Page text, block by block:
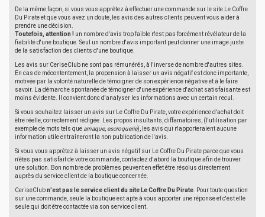
De la même façon, si vous vous apprêtez à effectuer une commande sur le site Le Coffre
Du Pirate et que vous avez un doute, les avis des autres clients peuvent vous aider à
prendre une décision.
Toutefois, attention ! un nombre d'avis trop faible n'est pas forcément révélateur de la
fiabilité d'une boutique. Seul un nombre d'avis important peut donner une image juste
de la satisfaction des clients d'une boutique.
Les avis sur CeriseClub ne sont pas rémunérés, à l'inverse de nombre d'autres sites.
En cas de mécontentement, la propension à laisser un avis négatif est donc importante,
motivée par la volonté naturelle de témoigner de son expérience négative et à le faire
savoir. La démarche spontanée de témoigner d'une expérience d'achat satisfaisante est
moins évidente. Il convient donc d'analyser les informations avec un certain recul.
Si vous souhaitez laisser un avis sur Le Coffre Du Pirate, votre expérience d'achat doit
être réelle, correctement rédigée. Les propos insultants, diffamatoires, (l'utilisation par
exemple de mots tels que arnaque, escroquerie), les avis qui n'apporteraient aucune
information utile entraîneront la non publication de l'avis.
Si vous vous apprêtez à laisser un avis négatif sur Le Coffre Du Pirate parce que vous
n'êtes pas satisfait de votre commande, contactez d'abord la boutique afin de trouver
une solution. Bon nombre de problèmes peuvent en effet être résolus directement
auprès du service client de la boutique concernée.
CeriseClubn'est pas le service client du site Le Coffre Du Pirate . Pour toute question
sur une commande, seule la boutique est apte à vous apporter une réponse et c'est elle
seule qui doit être contactée via son service client.